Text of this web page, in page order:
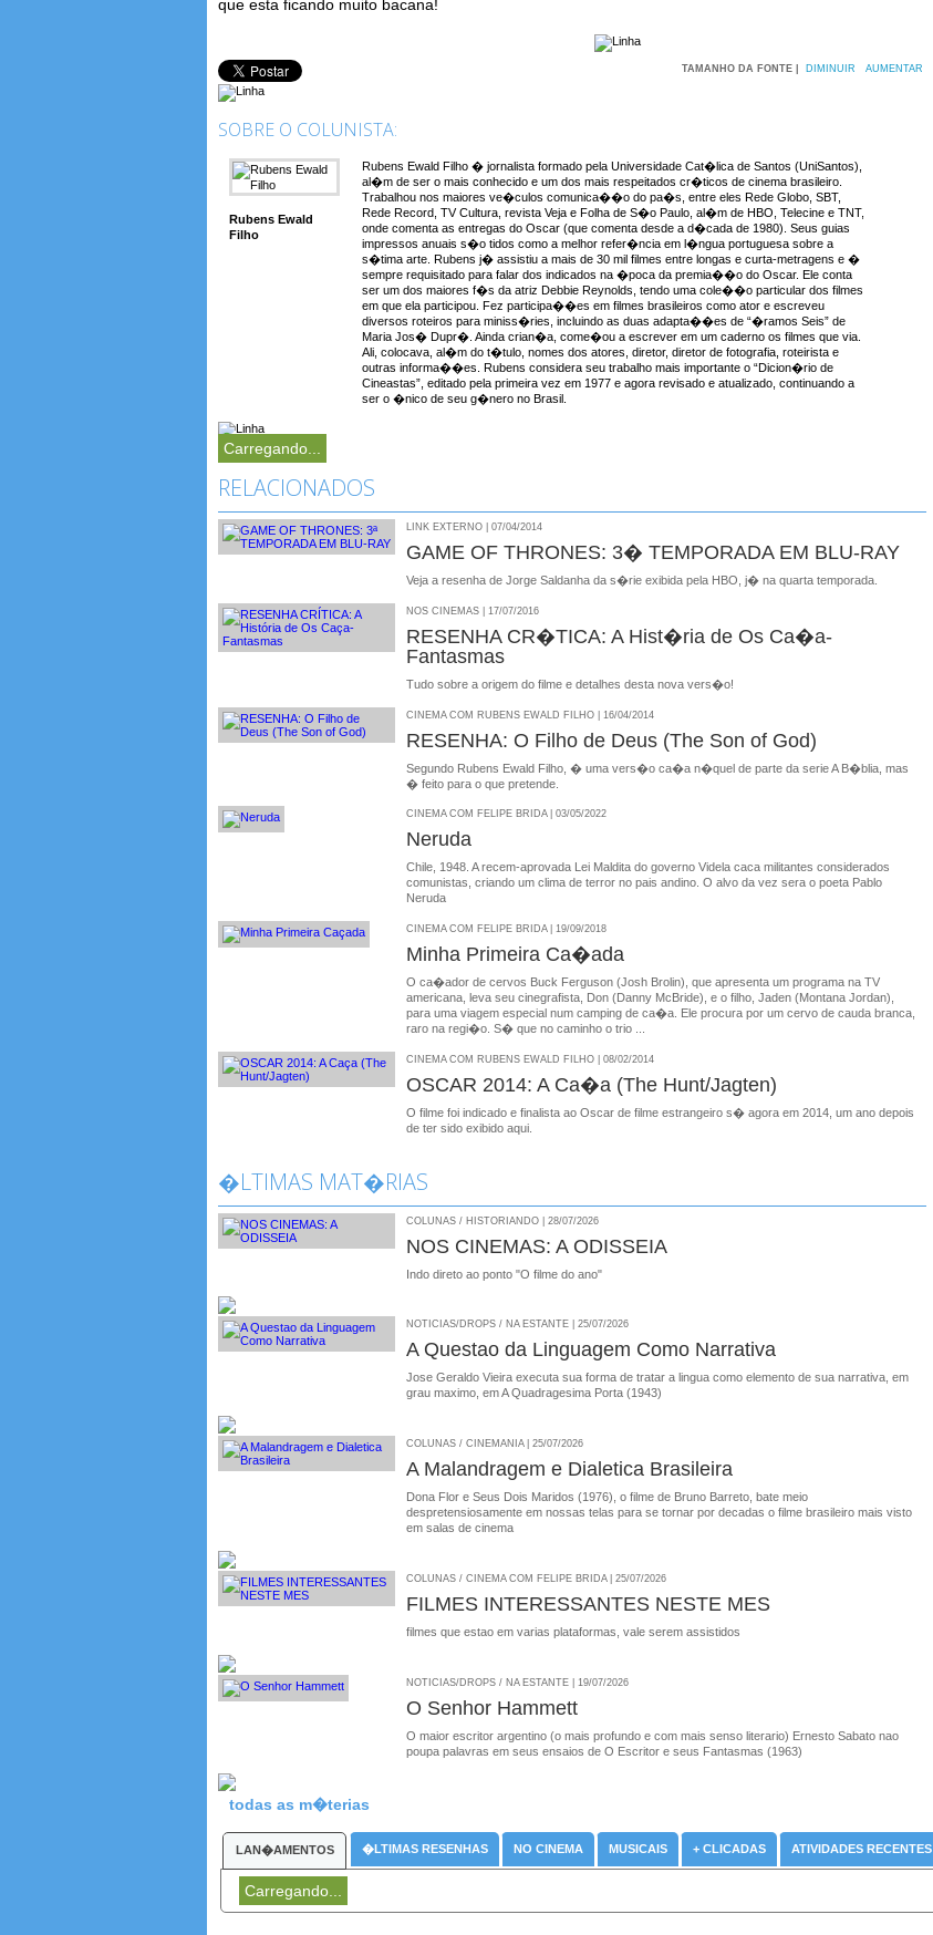
que esta ficando muito bacana!
TAMANHO DA FONTE | DIMINUIR AUMENTAR
SOBRE O COLUNISTA:
Rubens Ewald
Filho
Rubens Ewald Filho � jornalista formado pela Universidade Cat�lica de Santos (UniSantos),
al�m de ser o mais conhecido e um dos mais respeitados cr�ticos de cinema brasileiro.
Trabalhou nos maiores ve�culos comunica��o do pa�s, entre eles Rede Globo, SBT,
Rede Record, TV Cultura, revista Veja e Folha de S�o Paulo, al�m de HBO, Telecine e TNT,
onde comenta as entregas do Oscar (que comenta desde a d�cada de 1980). Seus guias
impressos anuais s�o tidos como a melhor refer�ncia em l�ngua portuguesa sobre a
s�tima arte. Rubens j� assistiu a mais de 30 mil filmes entre longas e curta-metragens e �
sempre requisitado para falar dos indicados na �poca da premia��o do Oscar. Ele conta
ser um dos maiores f�s da atriz Debbie Reynolds, tendo uma cole��o particular dos filmes
em que ela participou. Fez participa��es em filmes brasileiros como ator e escreveu
diversos roteiros para miniss�ries, incluindo as duas adapta��es de “�ramos Seis” de
Maria Jos� Dupr�. Ainda crian�a, come�ou a escrever em um caderno os filmes que via.
Ali, colocava, al�m do t�tulo, nomes dos atores, diretor, diretor de fotografia, roteirista e
outras informa��es. Rubens considera seu trabalho mais importante o “Dicion�rio de
Cineastas”, editado pela primeira vez em 1977 e agora revisado e atualizado, continuando a
ser o �nico de seu g�nero no Brasil.
Carregando...
RELACIONADOS
LINK EXTERNO | 07/04/2014
GAME OF THRONES: 3� TEMPORADA EM BLU-RAY
Veja a resenha de Jorge Saldanha da s�rie exibida pela HBO, j� na quarta temporada.
NOS CINEMAS | 17/07/2016
RESENHA CR�TICA: A Hist�ria de Os Ca�a-
Fantasmas
Tudo sobre a origem do filme e detalhes desta nova vers�o!
CINEMA COM RUBENS EWALD FILHO | 16/04/2014
RESENHA: O Filho de Deus (The Son of God)
Segundo Rubens Ewald Filho, � uma vers�o ca�a n�quel de parte da serie A B�blia, mas
� feito para o que pretende.
CINEMA COM FELIPE BRIDA | 03/05/2022
Neruda
Chile, 1948. A recem-aprovada Lei Maldita do governo Videla caca militantes considerados
comunistas, criando um clima de terror no pais andino. O alvo da vez sera o poeta Pablo
Neruda
CINEMA COM FELIPE BRIDA | 19/09/2018
Minha Primeira Ca�ada
O ca�ador de cervos Buck Ferguson (Josh Brolin), que apresenta um programa na TV
americana, leva seu cinegrafista, Don (Danny McBride), e o filho, Jaden (Montana Jordan),
para uma viagem especial num camping de ca�a. Ele procura por um cervo de cauda branca,
raro na regi�o. S� que no caminho o trio ...
CINEMA COM RUBENS EWALD FILHO | 08/02/2014
OSCAR 2014: A Ca�a (The Hunt/Jagten)
O filme foi indicado e finalista ao Oscar de filme estrangeiro s� agora em 2014, um ano depois
de ter sido exibido aqui.
�LTIMAS MAT�RIAS
COLUNAS / HISTORIANDO | 28/07/2026
NOS CINEMAS: A ODISSEIA
Indo direto ao ponto "O filme do ano"
NOTICIAS/DROPS / NA ESTANTE | 25/07/2026
A Questao da Linguagem Como Narrativa
Jose Geraldo Vieira executa sua forma de tratar a lingua como elemento de sua narrativa, em
grau maximo, em A Quadragesima Porta (1943)
COLUNAS / CINEMANIA | 25/07/2026
A Malandragem e Dialetica Brasileira
Dona Flor e Seus Dois Maridos (1976), o filme de Bruno Barreto, bate meio
despretensiosamente em nossas telas para se tornar por decadas o filme brasileiro mais visto
em salas de cinema
COLUNAS / CINEMA COM FELIPE BRIDA | 25/07/2026
FILMES INTERESSANTES NESTE MES
filmes que estao em varias plataformas, vale serem assistidos
NOTICIAS/DROPS / NA ESTANTE | 19/07/2026
O Senhor Hammett
O maior escritor argentino (o mais profundo e com mais senso literario) Ernesto Sabato nao
poupa palavras em seus ensaios de O Escritor e seus Fantasmas (1963)
todas as m�terias
LAN�AMENTOS �LTIMAS RESENHAS NO CINEMA MUSICAIS + CLICADAS ATIVIDADES RECENTES
Carregando...